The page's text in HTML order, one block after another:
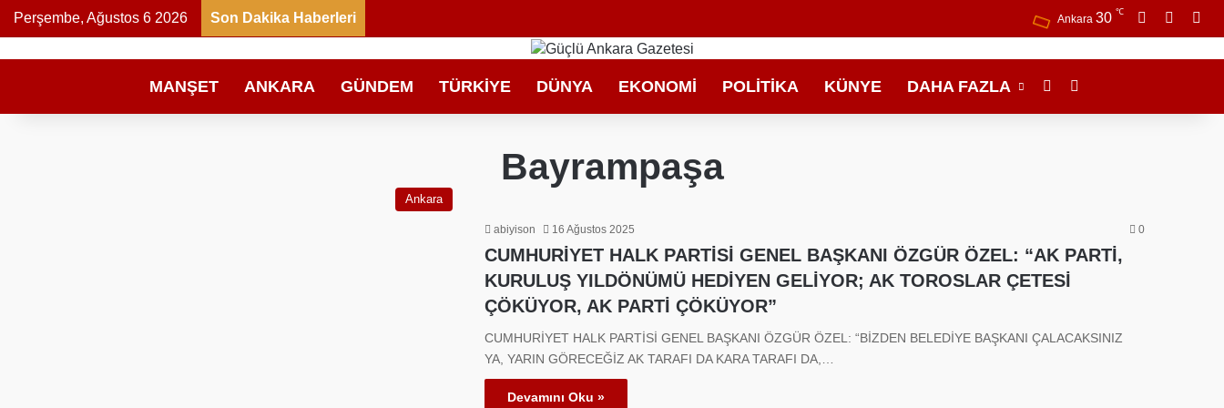
Perşembe, Ağustos 6 2026 Son Dakika Haberleri Ankara 30 ℃ Facebook
MANŞET ANKARA GÜNDEM TÜRKIYE DÜNYA EKONOMI POLITIKA KÜNYE DAHA FAZLA Dış görünümü değiştir
Bayrampaşa
Ankara
abiyison 16 Ağustos 2025 0
CUMHURİYET HALK PARTİSİ GENEL BAŞKANI ÖZGÜR ÖZEL: “AK PARTİ,
KURULUŞ YILDÖNÜMÜ HEDİYEN GELİYOR; AK TOROSLAR ÇETESİ
ÇÖKÜYOR, AK PARTİ ÇÖKÜYOR”
CUMHURİYET HALK PARTİSİ GENEL BAŞKANI ÖZGÜR ÖZEL: “BİZDEN BELEDİYE BAŞKANI ÇALACAKSINIZ
YA, YARIN GÖRECEĞİZ AK TARAFI DA KARA TARAFI DA,…
Devamını Oku »